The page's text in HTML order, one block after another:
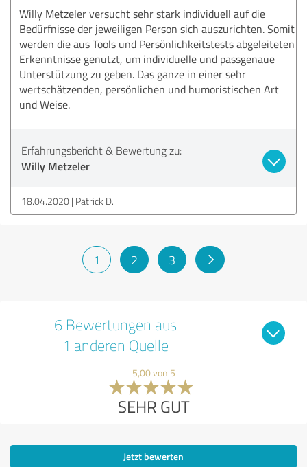
Willy Metzeler versucht sehr stark individuell auf die
Bedürfnisse der jeweiligen Person sich auszurichten. Somit
werden die aus Tools und Persönlichkeitstests abgeleiteten
Erkenntnisse genutzt, um individuelle und passgenaue
Unterstützung zu geben. Das ganze in einer sehr
wertschätzenden, persönlichen und humoristischen Art
und Weise.
Erfahrungsbericht & Bewertung zu:
Willy Metzeler
18.04.2020 Patrick D.
1 2 3
6 Bewertungen aus
1 anderen Quelle
5,00 von 5
SEHR GUT
Jetzt bewerten